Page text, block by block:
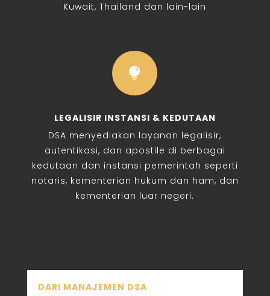
Kuwait, Thailand dan lain-lain

LEGALISIR INSTANSI & KEDUTAAN
DSA menyediakan layanan legalisir,
autentikasi, dan apostile di berbagai
kedutaan dan instansi pemerintah seperti
notaris, kementerian hukum dan ham, dan
kementerian luar negeri.
DARI MANAJEMEN DSA